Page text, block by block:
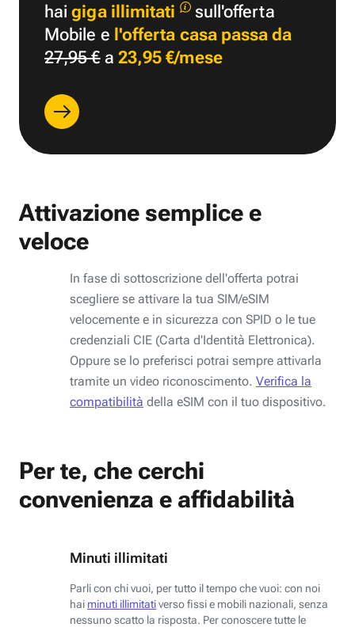
haigiga illimitati
sull'offerta
Mobile e l'offerta casa passa da
27,95 €a 23,95 €/mese
Attivazione semplice e
veloce
In fase di sottoscrizione dell'offerta potrai
scegliere se attivare la tua SIM/eSIM
velocemente e in sicurezza con SPID o le tue
credenziali CIE (Carta d'Identità Elettronica).
Oppure se lo preferisci potrai sempre attivarla
tramite un video riconoscimento. Verifica la
compatibilità della eSIM con il tuo dispositivo.
Per te, che cerchi
convenienza e affidabilità
Minuti illimitati
Parli con chi vuoi, per tutto il tempo che vuoi: con noi
hai minuti illimitativerso fissi e mobili nazionali, senza
nessuno scatto la risposta. Per conoscere tutte le